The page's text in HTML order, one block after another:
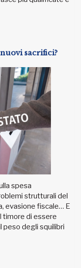
sacrifici?
spesa
strutturali del
evasione fiscale… E
timore di essere
peso degli squilibri